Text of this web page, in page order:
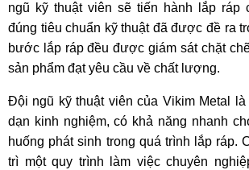
ngũ kỹ thuật viên sẽ tiến hành lắp ráp
đúng tiêu chuẩn kỹ thuật đã được đề ra
bước lắp ráp đều được giám sát chặt
sản phẩm đạt yêu cầu về chất lượng.
Đội ngũ kỹ thuật viên của Vikim Metal
dạn kinh nghiệm, có khả năng nhanh
huống phát sinh trong quá trình lắp ráp.
trì một quy trình làm việc chuyên